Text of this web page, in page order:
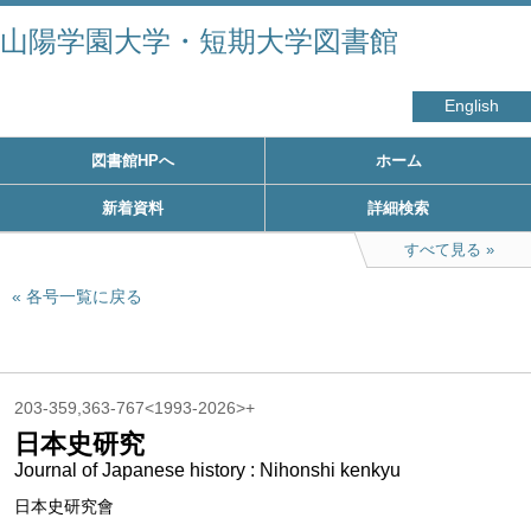
山陽学園大学・短期大学図書館
English
図書館HPへ ホーム
新着資料 詳細検索
すべて見る
各号一覧に戻る
203-359,363-767<1993-2026>+
日本史研究
Journal of Japanese history : Nihonshi kenkyu
日本史研究會